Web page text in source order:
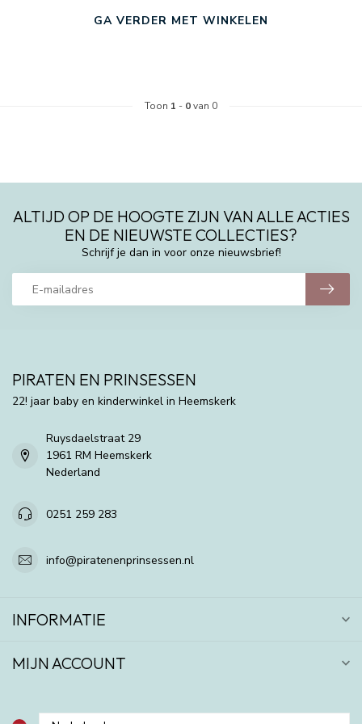
GA VERDER MET WINKELEN
Toon 1 - 0van 0
ALTIJD OP DE HOOGTE ZIJN VAN ALLE ACTIES
EN DE NIEUWSTE COLLECTIES?
Schrijf je dan in voor onze nieuwsbrief!
PIRATEN EN PRINSESSEN
22! jaar baby en kinderwinkel in Heemskerk
Ruysdaelstraat 29
1961 RM Heemskerk
Nederland
0251 259 283
info@piratenenprinsessen.nl
INFORMATIE
MIJN ACCOUNT